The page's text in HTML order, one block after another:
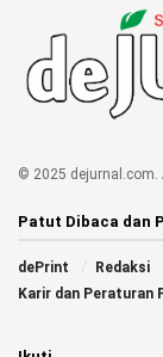
© 2025 dejurnal.com.
Patut Dibaca dan
dePrint Redaksi
Karir dan Peraturan